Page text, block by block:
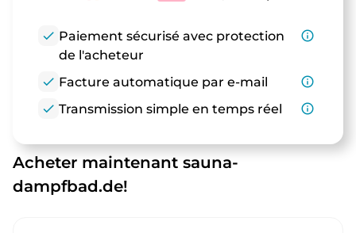
check Paiement sécurisé avec protection
de l'acheteur
info_outline
check Facture automatique par e-mail
info_outline
check Transmission simple en temps réel info_outline
Acheter maintenant sauna-
dampfbad.de!